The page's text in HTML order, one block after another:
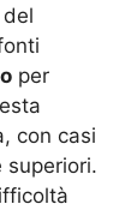
per
con casi
superiori.